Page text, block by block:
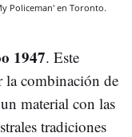
Policeman' en Toronto.
1947. Este
combinación de
material con las
tradiciones